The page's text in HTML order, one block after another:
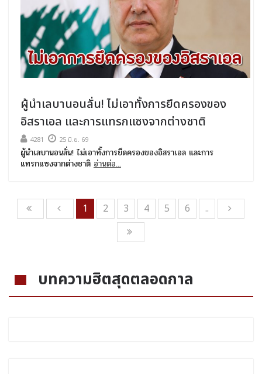
ผู้นำเลบานอนลั่น! ไม่เอาทั้งการยึดครองของ
อิสราเอล และการแทรกแซงจากต่างชาติ
4281 25 มิ.ย. 69
ผู้นำเลบานอนลั่น! ไม่เอาทั้งการยึดครองของอิสราเอล และการ
แทรกแซงจากต่างชาติ อ่านต่อ...
1 2 3 4 5 6 ..
บทความฮิตสุดตลอดกาล